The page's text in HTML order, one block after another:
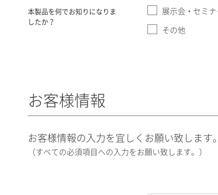
本製品を何でお知りになりま
したか？
展示会・セミナ
その他
お客様情報
お客様情報の入力を宜しくお願い致します
（すべての必須項目への入力をお願い致します。）